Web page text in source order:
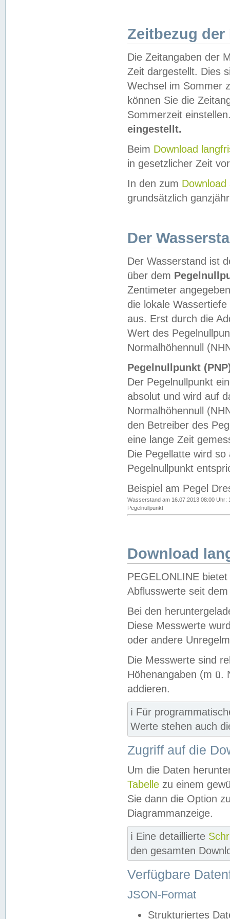
Zeitbezug der
Die Zeitangaben der
Zeit dargestellt. Dies
Wechsel im Sommer
können Sie die
Sommerzeit
eingestellt.
Beim Download
in gesetzlicher Zeit
In den zum Download
grundsätzlich
Der
Der Wasserstand ist
über dem
Zentimeter
die lokale
aus. Erst durch die
Wert des
Normalhöhennull
Pegelnullpunkt
Der Pegelnullpunkt
absolut und wird auf
Normalhöhennull
den Betreiber des
eine lange Zeit
Die Pegellatte wird
Pegelnullpunkt
Beispiel am Pegel
Wasserstand am 16.07.2013 08:00 Uhr:
Pegelnullpunkt
Download
PEGELONLINE
Abflusswerte seit
Bei den
Diese Messwerte
oder andere
Die Messwerte sind
Höhenangaben (m ü.
addieren.
ℹ️ Für
Werte stehen auch
Zugriff auf die
Um die Daten
Tabelle zu einem
Sie dann die Option
Diagrammanzeige.
ℹ️ Eine detaillierte
den gesamten
Verfügbare
JSON-Format
Strukturiertes